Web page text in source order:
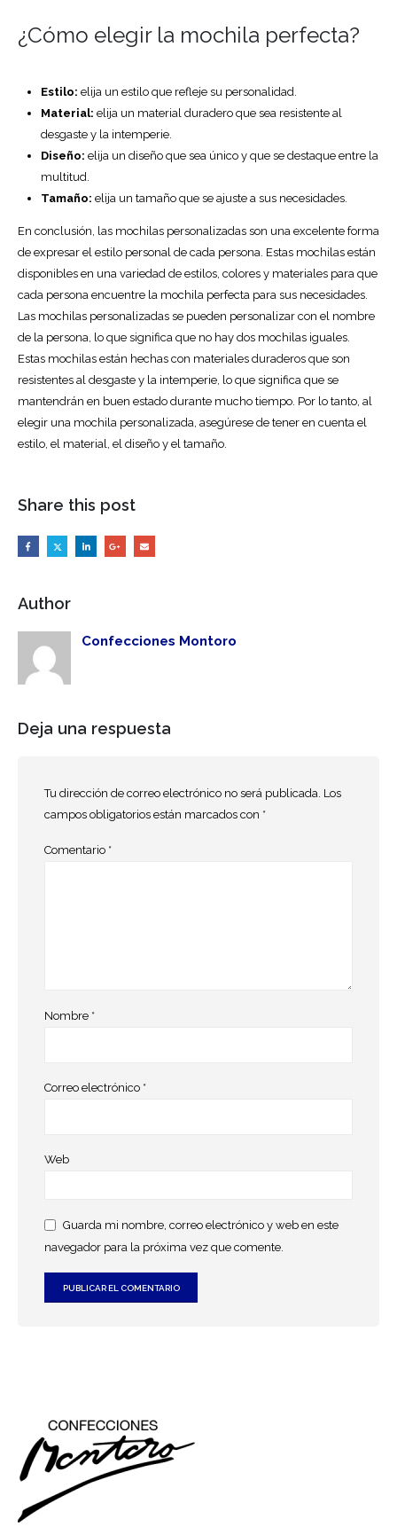
¿Cómo elegir la mochila perfecta?
Estilo: elija un estilo que refleje su personalidad.
Material: elija un material duradero que sea resistente al
desgaste y la intemperie.
Diseño: elija un diseño que sea único y que se destaque entre la
multitud.
Tamaño: elija un tamaño que se ajuste a sus necesidades.
En conclusión, las mochilas personalizadas son una excelente forma
de expresar el estilo personal de cada persona. Estas mochilas están
disponibles en una variedad de estilos, colores y materiales para que
cada persona encuentre la mochila perfecta para sus necesidades.
Las mochilas personalizadas se pueden personalizar con el nombre
de la persona, lo que significa que no hay dos mochilas iguales.
Estas mochilas están hechas con materiales duraderos que son
resistentes al desgaste y la intemperie, lo que significa que se
mantendrán en buen estado durante mucho tiempo. Por lo tanto, al
elegir una mochila personalizada, asegúrese de tener en cuenta el
estilo, el material, el diseño y el tamaño.
Share this post
Author
Confecciones Montoro
Deja una respuesta
Tu dirección de correo electrónico no será publicada. Los
campos obligatorios están marcados con *
Comentario *
Nombre *
Correo electrónico *
Web
Guarda mi nombre, correo electrónico y web en este
navegador para la próxima vez que comente.